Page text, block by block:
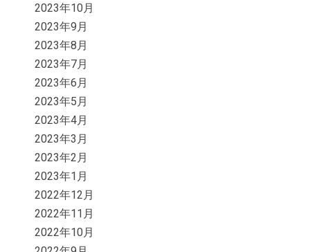
2023年10月
2023年9月
2023年8月
2023年7月
2023年6月
2023年5月
2023年4月
2023年3月
2023年2月
2023年1月
2022年12月
2022年11月
2022年10月